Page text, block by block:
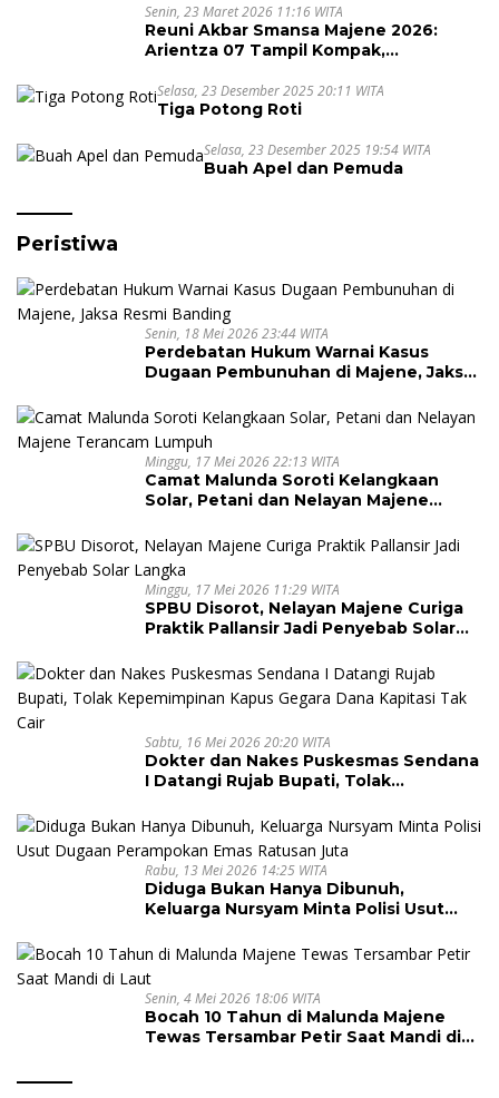
Senin, 23 Maret 2026 11:16 WITA
Reuni Akbar Smansa Majene 2026:
Arientza 07 Tampil Kompak,
Nuansa Kebersamaan
Selasa, 23 Desember 2025 20:11 WITA
Tiga Potong Roti
Selasa, 23 Desember 2025 19:54 WITA
Buah Apel dan Pemuda
Peristiwa
Senin, 18 Mei 2026 23:44 WITA
Perdebatan Hukum Warnai Kasus
Dugaan Pembunuhan di Majene, Jaksa
Minggu, 17 Mei 2026 22:13 WITA
Camat Malunda Soroti Kelangkaan
Solar, Petani dan Nelayan Majene
Minggu, 17 Mei 2026 11:29 WITA
SPBU Disorot, Nelayan Majene Curiga
Praktik Pallansir Jadi Penyebab Solar
Sabtu, 16 Mei 2026 20:20 WITA
Dokter dan Nakes Puskesmas Sendana
I Datangi Rujab Bupati, Tolak
Kapitasi Tak Cair
Rabu, 13 Mei 2026 14:25 WITA
Diduga Bukan Hanya Dibunuh,
Keluarga Nursyam Minta Polisi Usut
Juta
Senin, 4 Mei 2026 18:06 WITA
Bocah 10 Tahun di Malunda Majene
Tewas Tersambar Petir Saat Mandi di